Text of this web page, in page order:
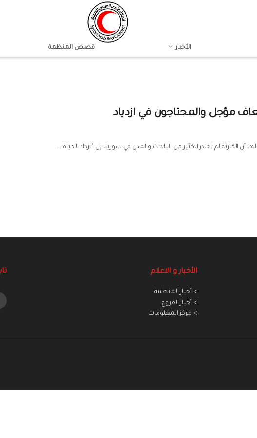
الأخبار قصص المنظمة
مؤجل والمحتاجون في ازدياد
أن الكارثة لم تغادر الكثير من البلدات والمدن في سوريا، بل "تزداد الحياة ...
الأخبار و الاعلام
> أخبار المنطمة
> أخبار الفروع
> مركز المعلومات